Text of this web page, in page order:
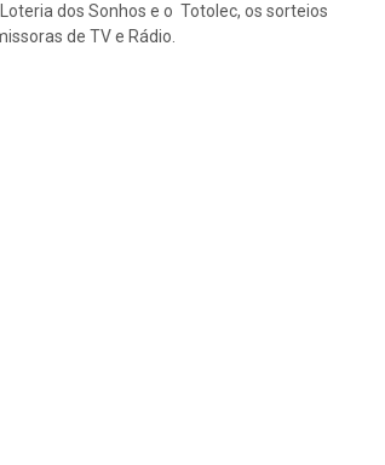
dos Sonhos e o Totolec, os sorteios
de TV e Rádio.